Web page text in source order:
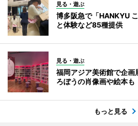
見る・遊ぶ
博多阪急で「HANKYU
と体験など85種提供
見る・遊ぶ
福岡アジア美術館で企
ろぼうの肖像画や絵本も
もっと見る